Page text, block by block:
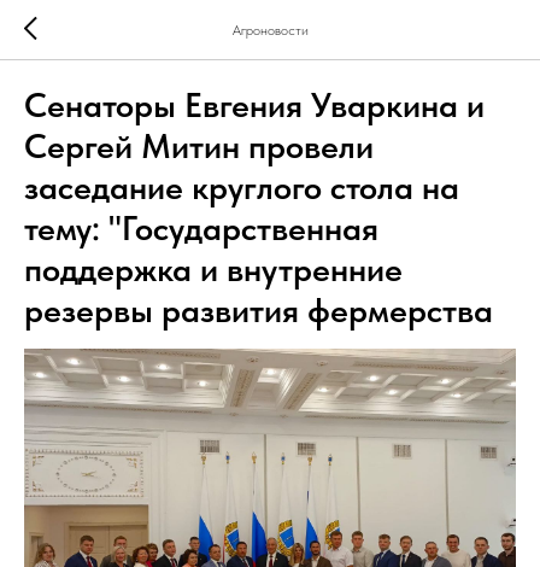
Агроновости
Сенаторы Евгения Уваркина и
Сергей Митин провели
заседание круглого стола на
тему: "Государственная
поддержка и внутренние
резервы развития фермерства